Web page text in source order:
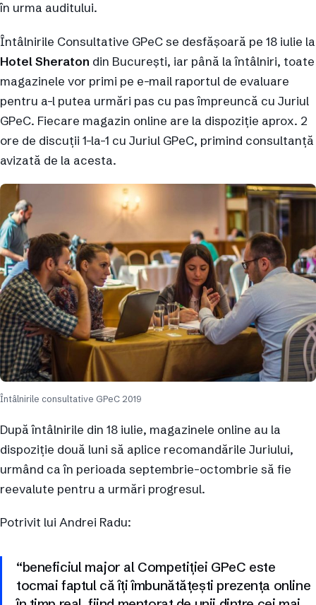
în urma auditului.
Întâlnirile Consultative GPeC se desfășoară pe 18 iulie la
Hotel Sheraton din București, iar până la întâlniri, toate
magazinele vor primi pe e-mail raportul de evaluare
pentru a-l putea urmări pas cu pas împreuncă cu Juriul
GPeC. Fiecare magazin online are la dispoziție aprox. 2
ore de discuții 1-la-1 cu Juriul GPeC, primind consultanță
avizată de la acesta.
Întâlnirile consultative GPeC 2019
După întâlnirile din 18 iulie, magazinele online au la
dispoziție două luni să aplice recomandările Juriului,
urmând ca în perioada septembrie-octombrie să fie
reevalute pentru a urmări progresul.
Potrivit lui Andrei Radu:
“beneficiul major al Competiției GPeC este
tocmai faptul că îți îmbunătățești prezența online